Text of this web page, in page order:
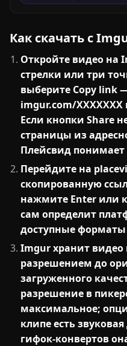
Как скачать с
Откройте видео на
стрелки или три
выберите Copy link
imgur.com/
Если кнопки Share
страницы из
Плейсвид
Перейдите на
скопированную
нажмите Enter или
сам определит
доступные форматы
Imgur хранит видео
разрешением до
загруженного
разрешение в
максимальное;
клипе есть
гифок-конвертов